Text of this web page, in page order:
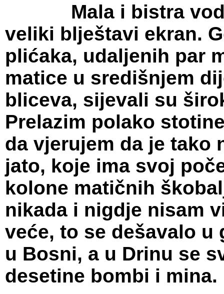
Mala i bistra voda
veliki blještavi ekran.
plićaka, udaljenih par
matice u središnjem
bliceva, sijevali su
Prelazim polako
da vjerujem da je tako
jato, koje ima svoj
kolone matičnih
nikada i nigdje nisam
veće, to se dešavalo
u Bosni, a u Drinu se
desetine bombi i mina.